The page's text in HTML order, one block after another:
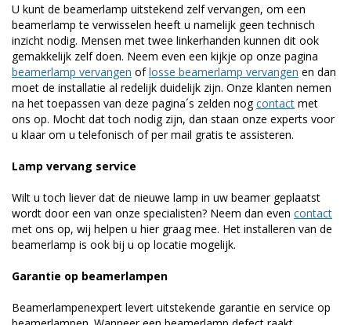
U kunt de beamerlamp uitstekend zelf vervangen, om een
beamerlamp te verwisselen heeft u namelijk geen technisch
inzicht nodig. Mensen met twee linkerhanden kunnen dit ook
gemakkelijk zelf doen. Neem even een kijkje op onze pagina
beamerlamp vervangen oflosse beamerlamp vervangen en dan
moet de installatie al redelijk duidelijk zijn. Onze klanten nemen
na het toepassen van deze pagina´s zelden nogcontact met
ons op. Mocht dat toch nodig zijn, dan staan onze experts voor
u klaar om u telefonisch of per mail gratis te assisteren.
Lamp vervang service
Wilt u toch liever dat de nieuwe lamp in uw beamer geplaatst
wordt door een van onze specialisten? Neem dan even contact
met ons op, wij helpen u hier graag mee. Het installeren van de
beamerlamp is ook bij u op locatie mogelijk.
Garantie op beamerlampen
Beamerlampenexpert levert uitstekende garantie en service op